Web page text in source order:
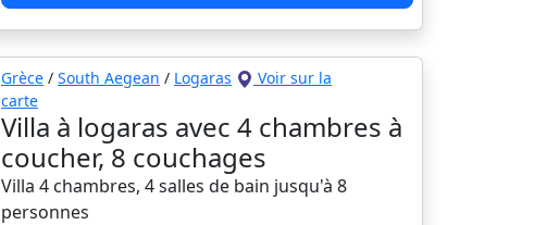
Grèce / South Aegean / Logaras
Voir sur la
carte
Villa à logaras avec 4 chambres à
coucher, 8 couchages
Villa 4 chambres, 4 salles de bain jusqu'à 8
personnes